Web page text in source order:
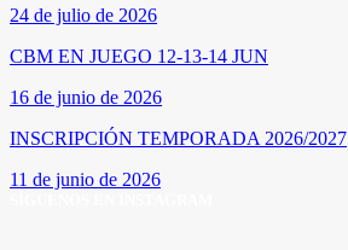
24 de julio de 2026
CBM EN JUEGO 12-13-14 JUN
16 de junio de 2026
INSCRIPCIÓN TEMPORADA 2026/2027
11 de junio de 2026